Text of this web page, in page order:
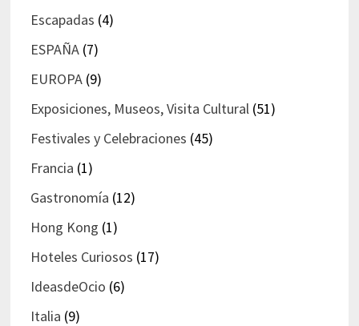
Escapadas (4)
ESPAÑA(7)
EUROPA(9)
Exposiciones, Museos, Visita Cultural(51)
Festivales y Celebraciones (45)
Francia (1)
Gastronomía (12)
Hong Kong (1)
Hoteles Curiosos (17)
IdeasdeOcio (6)
Italia (9)